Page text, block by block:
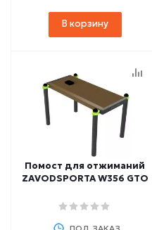
В корзину
Помост для отжиманий
ZAVODSPORTA W356 GTO